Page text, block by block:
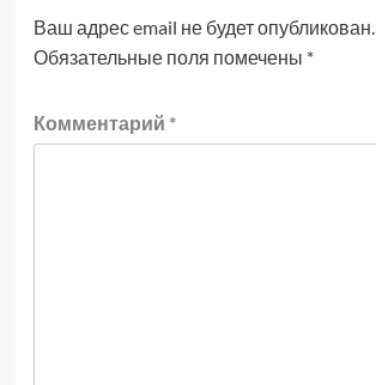
Ваш адрес email не будет опубликован.
Обязательные поля помечены *
Комментарий *